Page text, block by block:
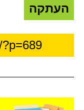
העתקה